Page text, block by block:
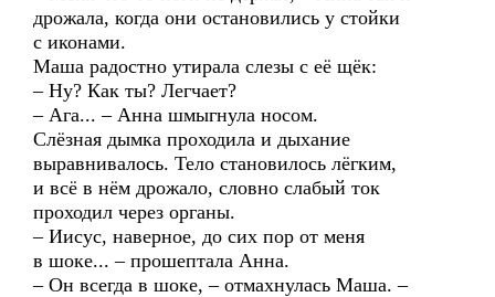
дрожала, когда они остановились у стойки
с иконами.
Маша радостно утирала слезы с её щёк:
– Ну? Как ты? Легчает?
– Ага... – Анна шмыгнула носом.
Слёзная дымка проходила и дыхание
выравнивалось. Тело становилось лёгким,
и всё в нём дрожало, словно слабый ток
проходил через органы.
– Иисус, наверное, до сих пор от меня
в шоке... – прошептала Анна.
– Он всегда в шоке, – отмахнулась Маша. –